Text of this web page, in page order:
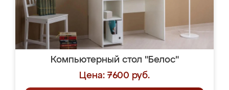
Компьютерный стол "Белос"
Цена: 7600 руб.